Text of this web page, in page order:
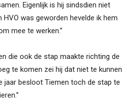
Eigenlijk is hij sindsdien niet
was geworden hevelde ik hem
mee te werken.”
die ook de stap maakte richting de
te komen zei hij dat niet te kunnen
jaar besloot Tiemen toch de stap te